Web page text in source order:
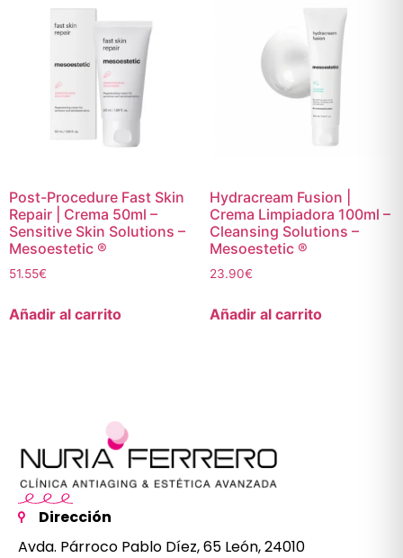
Post-Procedure Fast Skin
Repair | Crema 50ml –
Sensitive Skin Solutions –
Mesoestetic ®
51.55€
Añadir al carrito
Hydracream Fusion |
Crema Limpiadora 100ml –
Cleansing Solutions –
Mesoestetic ®
23.90€
Añadir al carrito
Dirección
Avda. Párroco Pablo Díez, 65 León, 24010